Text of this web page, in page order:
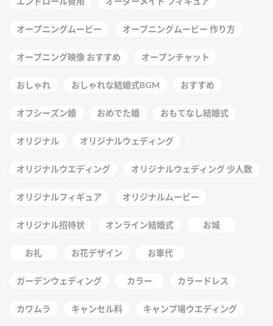
オープニングムービー オープニングムービー 作り方
オープニング映像 おすすめ オープンチャット
おしゃれ おしゃれな結婚式BGM おすすめ
オフシーズン婚 おめでた婚 おもてなし結婚式
オリジナル オリジナルウェディング
オリジナルウエディング オリジナルウェディング 少人数
オリジナルフィギュア オリジナルムービー
オリジナル招待状 オンライン結婚式 お城
お礼 お花デザイン お車代
ガーデンウェディング カラー カラードレス
カワムラ キャンセル料 キャンプ場ウエディング